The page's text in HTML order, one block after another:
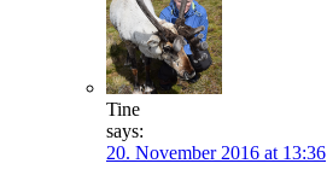
Tine
says:
20. November 2016 at 13:36